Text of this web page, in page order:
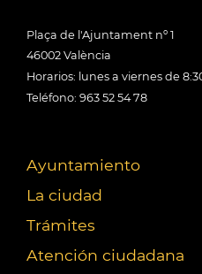
Plaça de l'Ajuntament nº 1
46002 València
Horarios: lunes a viernes de
Teléfono: 963 52 54 78
Ayuntamiento
La ciudad
Trámites
Atención ciudadana